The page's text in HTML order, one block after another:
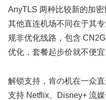
AnyTLS 两种比较新的加
其他直连机场不同在于其
规非优化线路，包含
优化，套餐起步价就不便宜
解锁支持，肯の机在一众
支持 Netflix、Disney+ 流